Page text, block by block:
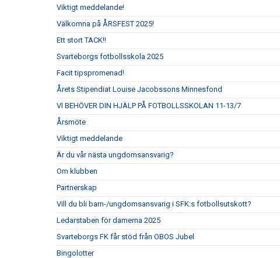
Viktigt meddelande!
Välkomna på ÅRSFEST 2025!
Ett stort TACK!!
Svarteborgs fotbollsskola 2025
Facit tipspromenad!
Årets Stipendiat Louise Jacobssons Minnesfond
VI BEHÖVER DIN HJÄLP PÅ FOTBOLLSSKOLAN 11-13/7
Årsmöte
Viktigt meddelande
Är du vår nästa ungdomsansvarig?
Om klubben
Partnerskap
Vill du bli barn-/ungdomsansvarig i SFK:s fotbollsutskott?
Ledarstaben för damerna 2025
Svarteborgs FK får stöd från OBOS Jubel
Bingolotter